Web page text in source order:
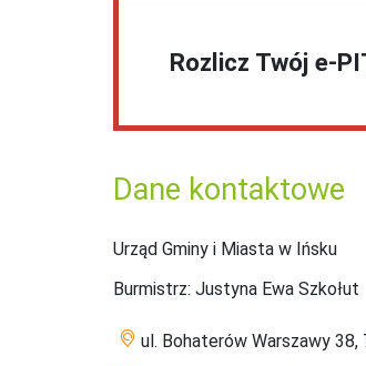
Rozlicz Twój e-
Dane kontaktowe
Urząd Gminy i Miasta w Ińsku
Burmistrz: Justyna Ewa Szkołut
ul. Bohaterów Warszawy 38,